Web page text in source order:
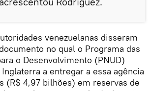
venezuelanas disseram
no qual o Programa das
o Desenvolvimento (PNUD)
a entregar a essa agência
(R$ 4,97 bilhões) em reservas de